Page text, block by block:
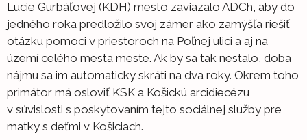
Lucie Gurbáľovej (KDH) mesto zaviazalo ADCh, aby do
jedného roka predložilo svoj zámer ako zamýšľa riešiť
otázku pomoci v priestoroch na Poľnej ulici a aj na
území celého mesta meste. Ak by sa tak nestalo, doba
nájmu sa im automaticky skráti na dva roky. Okrem toho
primátor má osloviť KSK a Košickú arcidiecézu
v súvislosti s poskytovaním tejto sociálnej služby pre
matky s deťmi v Košiciach.